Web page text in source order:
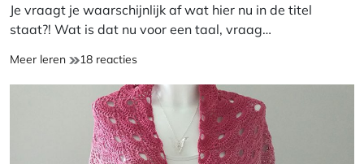
Je vraagt je waarschijnlijk af wat hier nu in de titel
staat?! Wat is dat nu voor een taal, vraag…
Meer leren Nusse-
18 reactiesop
dukke
Lene